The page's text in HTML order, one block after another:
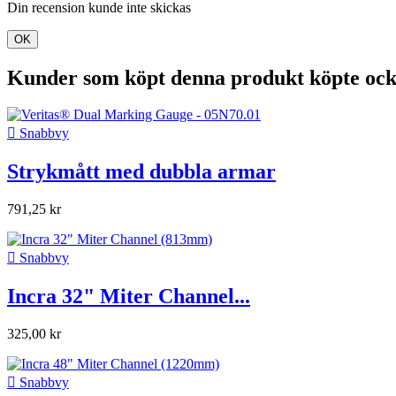
Din recension kunde inte skickas
OK
Kunder som köpt denna produkt köpte
 Snabbvy
Strykmått med dubbla armar
791,25 kr
 Snabbvy
Incra 32" Miter Channel...
325,00 kr
 Snabbvy